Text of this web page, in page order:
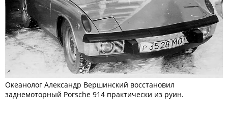
Океанолог Александр Вершинский восстановил
заднемоторный Porsche 914 практически из руин.